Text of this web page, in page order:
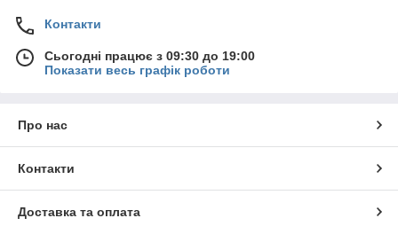
Контакти
Сьогодні працює з 09:30 до 19:00
Показати весь графік роботи
Про нас
Контакти
Доставка та оплата